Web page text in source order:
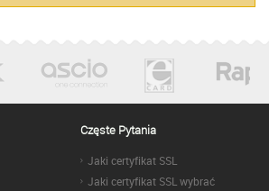
Częste Pytania
Jaki certyfikat SSL
Jaki certyfikat SSL wybrać